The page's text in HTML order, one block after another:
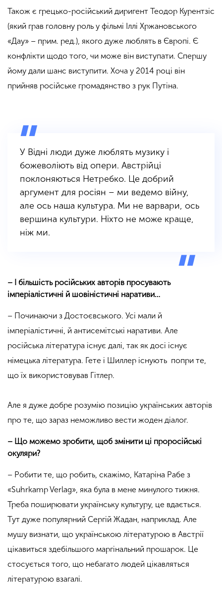
Також є грецько-російський диригент Теодор Курентзіс
(який грав головну роль у фільмі Іллі Хржановського
«Дау» – прим. ред.), якого дуже люблять в Європі. Є
конфлікти щодо того, чи може він виступати. Спершу
йому дали шанс виступити. Хоча у 2014 році він
прийняв російське громадянство з рук Путіна.
У Відні люди дуже люблять музику і
божеволіють від опери. Австрійці
поклоняються Нетребко. Це добрий
аргумент для росіян – ми ведемо війну,
але ось наша культура. Ми не варвари, ось
вершина культури. Ніхто не може краще,
ніж ми.
– І більшість російських авторів просувають
імперіалістичні й шовіністичні наративи…
– Починаючи з Достоєвського. Усі мали й
імперіалістичні, й антисемітські наративи. Але
російська література існує далі, так як досі існує
німецька література. Гете і Шиллер існують попри те,
що їх використовував Гітлер.
Але я дуже добре розумію позицію українських авторів
про те, що зараз неможливо вести жоден діалог.
– Що можемо зробити, щоб змінити ці проросійські
окуляри?
– Робити те, що робить, скажімо, Катаріна Рабе з
«Suhrkamp Verlag», яка була в мене минулого тижня.
Треба поширювати українську культуру, це вдається.
Тут дуже популярний Сергій Жадан, наприклад. Але
мушу визнати, що українською літературою в Австрії
цікавиться здебільшого маргінальний прошарок. Це
стосується того, що небагато людей цікавляться
літературою взагалі.